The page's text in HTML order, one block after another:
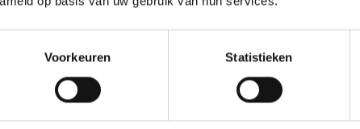
Voorkeuren Statistieken